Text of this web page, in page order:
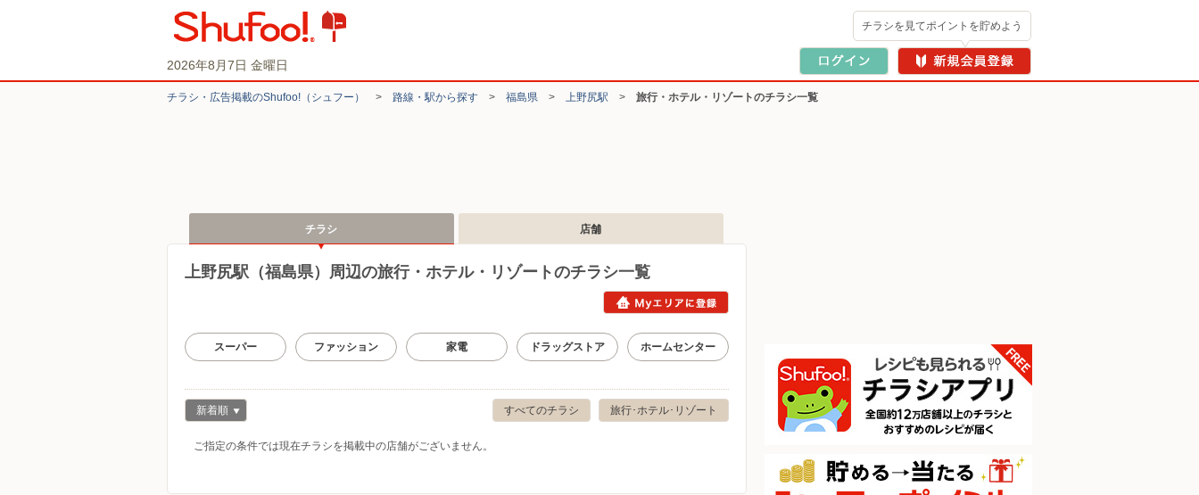
2026年8月7日 金曜日
チラシを見てポイントを貯めよう
チラシ・​広告掲載の​Shufoo!​（シュフー） > 路線・駅から探す > 福島県 > 上野尻駅 > 旅行・ホテル・リゾートのチラシ一覧
チラシ 店舗
上野尻駅（福島県）周辺の旅行・ホテル・リゾートのチラシ一覧
スーパー ファッション 家電 ドラッグストア ホームセンター
旅行･ホテル･リゾート
すべてのチラシ
新着順
ご指定の条件では現在チラシを掲載中の店舗がございません。